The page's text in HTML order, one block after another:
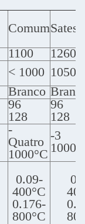
Comum
1100
1260
< 1000 1050
Branco
96
128
96
128
-
Quatro
1000°C
-3
0.09-
400°C
0.176-
800°C